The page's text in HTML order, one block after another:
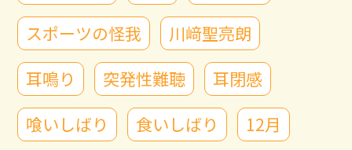
スポーツの怪我
川﨑聖亮朗
耳鳴り
突発性難聴
耳閉感
喰いしばり
食いしばり
12月